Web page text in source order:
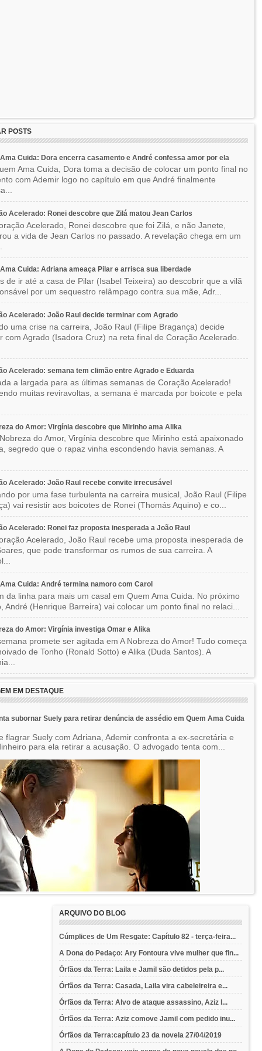
POSTS
Cuida: Dora encerra casamento e André confessa amor por ela
Ama Cuida, Dora toma a decisão de colocar um ponto final no
com Ademir logo no capítulo em que André finalmente
Acelerado: Ronei descobre que Zilá matou Jean Carlos
Acelerado, Ronei descobre que foi Zilá, e não Janete,
a vida de Jean Carlos no passado. A revelação chega em um
Cuida: Adriana ameaça Pilar e arrisca sua liberdade
de ir até a casa de Pilar (Isabel Teixeira) ao descobrir que a vilã
por um sequestro relâmpago contra sua mãe, Adr...
Acelerado: João Raul decide terminar com Agrado
uma crise na carreira, João Raul (Filipe Bragança) decide
com Agrado (Isadora Cruz) na reta final de Coração Acelerado.
Acelerado: semana tem climão entre Agrado e Eduarda
a largada para as últimas semanas de Coração Acelerado!
muitas reviravoltas, a semana é marcada por boicote e pela
do Amor: Virgínia descobre que Mirinho ama Alika
do Amor, Virgínia descobre que Mirinho está apaixonado
segredo que o rapaz vinha escondendo havia semanas. A
Acelerado: João Raul recebe convite irrecusável
por uma fase turbulenta na carreira musical, João Raul (Filipe
vai resistir aos boicotes de Ronei (Thomás Aquino) e co...
Acelerado: Ronei faz proposta inesperada a João Raul
Acelerado, João Raul recebe uma proposta inesperada de
que pode transformar os rumos de sua carreira. A
Cuida: André termina namoro com Carol
da linha para mais um casal em Quem Ama Cuida. No próximo
André (Henrique Barreira) vai colocar um ponto final no relaci...
do Amor: Virgínia investiga Omar e Alika
promete ser agitada em A Nobreza do Amor! Tudo começa
de Tonho (Ronald Sotto) e Alika (Duda Santos). A
EM DESTAQUE
subornar Suely para retirar denúncia de assédio em Quem Ama Cuida
flagrar Suely com Adriana, Ademir confronta a ex-secretária e
para ela retirar a acusação. O advogado tenta com...
ARQUIVO DO BLOG
Cúmplices de Um Resgate: Capítulo 82 - terça-feira...
A Dona do Pedaço: Ary Fontoura vive mulher que fin...
Órfãos da Terra: Laila e Jamil são detidos pela p...
Órfãos da Terra: Casada, Laila vira cabeleireira e...
Órfãos da Terra: Alvo de ataque assassino, Aziz l...
Órfãos da Terra: Aziz comove Jamil com pedido inu...
Órfãos da Terra:capítulo 23 da novela 27/04/2019